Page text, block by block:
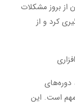
از بروز مشکلات
کرد و از
دوره‌های
است. این